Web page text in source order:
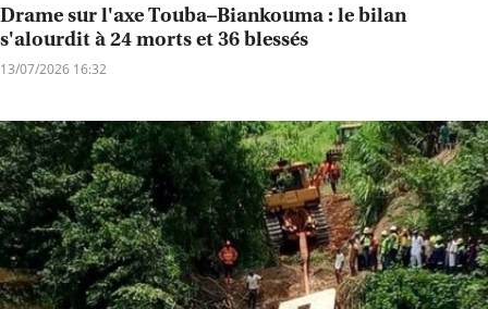
Drame sur l'axe Touba–Biankouma : le bilan
s'alourdit à 24 morts et 36 blessés
13/07/2026 16:32